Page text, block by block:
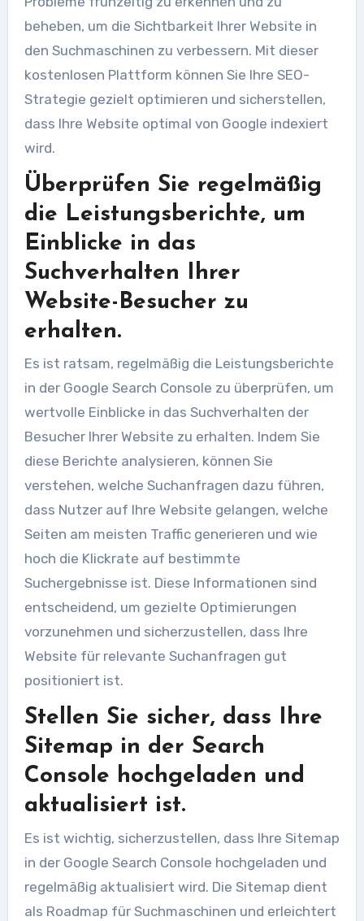
beheben, um die Sichtbarkeit Ihrer Website in
den Suchmaschinen zu verbessern. Mit dieser
kostenlosen Plattform können Sie Ihre SEO-
Strategie gezielt optimieren und sicherstellen,
dass Ihre Website optimal von Google indexiert
wird.
Überprüfen Sie regelmäßig
die Leistungsberichte, um
Einblicke in das
Suchverhalten Ihrer
Website-Besucher zu
erhalten.
Es ist ratsam, regelmäßig die Leistungsberichte
in der Google Search Console zu überprüfen, um
wertvolle Einblicke in das Suchverhalten der
Besucher Ihrer Website zu erhalten. Indem Sie
diese Berichte analysieren, können Sie
verstehen, welche Suchanfragen dazu führen,
dass Nutzer auf Ihre Website gelangen, welche
Seiten am meisten Traffic generieren und wie
hoch die Klickrate auf bestimmte
Suchergebnisse ist. Diese Informationen sind
entscheidend, um gezielte Optimierungen
vorzunehmen und sicherzustellen, dass Ihre
Website für relevante Suchanfragen gut
positioniert ist.
Stellen Sie sicher, dass Ihre
Sitemap in der Search
Console hochgeladen und
aktualisiert ist.
Es ist wichtig, sicherzustellen, dass Ihre Sitemap
in der Google Search Console hochgeladen und
regelmäßig aktualisiert wird. Die Sitemap dient
als Roadmap für Suchmaschinen und erleichtert